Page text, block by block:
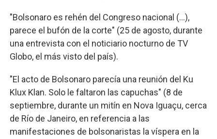
"Bolsonaro es rehén del Congreso nacional (...),
parece el bufón de la corte" (25 de agosto, durante
una entrevista con el noticiario nocturno de TV
Globo, el más visto del país).
"El acto de Bolsonaro parecía una reunión del Ku
Klux Klan. Solo le faltaron las capuchas" (8 de
septiembre, durante un mitín en Nova Iguaçu, cerca
de Río de Janeiro, en referencia a las
manifestaciones de bolsonaristas la víspera en la